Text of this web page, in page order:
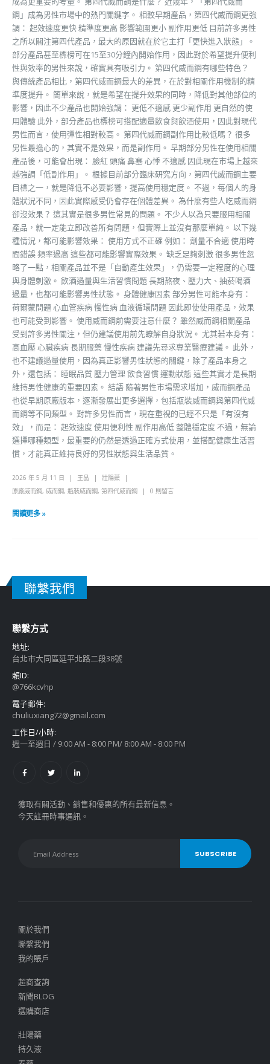
鋼」成為男性市場中的熱門關鍵字。 相較早期產品，第四代威而鋼更強
調： 起效速度更快 精準度更高 影響範圍更小 副作用更低 目前許多男性
之所以關注第四代產品，最大的原因就在於它主打「更快進入狀態」。
部分產品甚至標榜可在15至30分鐘內開始作用，因此對於希望提升便利
性與效率的男性來說，確實具有吸引力。 第四代威而鋼有哪些特色？
與傳統產品相比，第四代威而鋼最大的差異，在於對相關作用機制的精
準度提升。 簡單來說，就是希望在提升效果的同時，降低對其他部位的
影響，因此不少產品也開始強調： 更低不適感 更少副作用 更自然的使
用體驗 此外，部分產品也標榜可搭配適量飲食與飲酒使用，因此對現代
男性而言，使用彈性相對較高。 第四代威而鋼副作用比較低嗎？ 很多
男性最擔心的，其實不是效果，而是副作用。 早期部分男性在使用相關
產品後，可能會出現： 臉紅 頭痛 鼻塞 心悸 不適感 因此現在市場上越來
越強調「低副作用」。 根據目前部分臨床研究方向，第四代威而鋼主要
目標之一，就是降低不必要影響，提高使用穩定度。 不過，每個人的身
體狀況不同，因此實際感受仍會存在個體差異。 為什麼有些人吃威而鋼
卻沒效果？ 這其實是很多男性常見的問題。 不少人以為只要服用相關
產品，就一定能立即改善所有問題，但實際上並沒有那麼單純。 以下幾
種情況，都可能影響效果： 使用方式不正確 例如： 劑量不合適 使用時
間錯誤 頻率過高 這些都可能影響實際效果。 缺乏足夠刺激 很多男性忽
略了一點，相關產品並不是「自動產生效果」，仍需要一定程度的心理
與身體刺激。 飲酒過量與生活習慣問題 長期熬夜、壓力大、抽菸喝酒
過量，也都可能影響男性狀態。 身體健康因素 部分男性可能本身有：
荷爾蒙問題 心血管疾病 慢性病 血液循環問題 因此即使使用產品，效果
也可能受到影響。 使用威而鋼前需要注意什麼？ 雖然威而鋼相關產品
受到許多男性關注，但仍建議使用前先瞭解自身狀況。 尤其若本身有：
高血壓 心臟疾病 長期服藥 慢性疾病 建議先尋求專業醫療建議。 此外，
也不建議過量使用，因為真正影響男性狀態的關鍵，除了產品本身之
外，還包括： 睡眠品質 壓力管理 飲食習慣 運動狀態 這些其實才是長期
維持男性健康的重要因素。 結語 隨著男性市場需求增加，威而鋼產品
也從早期原廠版本，逐漸發展出更多選擇，包括瓶裝威而鋼與第四代威
而鋼等不同類型。 對許多男性而言，現在重視的已經不只是「有沒有
效」，而是： 起效速度 使用便利性 副作用高低 整體穩定度 不過，無論
選擇哪種類型，最重要的仍然是透過正確方式使用，並搭配健康生活習
慣，才能真正維持良好的男性狀態與生活品質。
2026 年 5 月 11 日 王晶
壯陽藥
原廠威而鋼, 威而鋼, 瓶裝威而鋼, 第四代威而鋼 0 則留言
閱讀更多 »
聯繫我們
聯繫方式
地址:
台北市大同區延平北路二段38號
賴ID:
@766kcvhp
電子郵件:
chuliuxiang72@gmail.com
工作日/小時:
週一至週日 / 9:00 AM - 8:00 PM/ 8:00 AM - 8:00 PM
獲取有關活動、銷售和優惠的所有最新信息。
今天註冊時事通訊。
關於我們
聯繫我們
我的賬戶
超商查詢
新聞BLOG
選購商店
壯陽藥
持久液